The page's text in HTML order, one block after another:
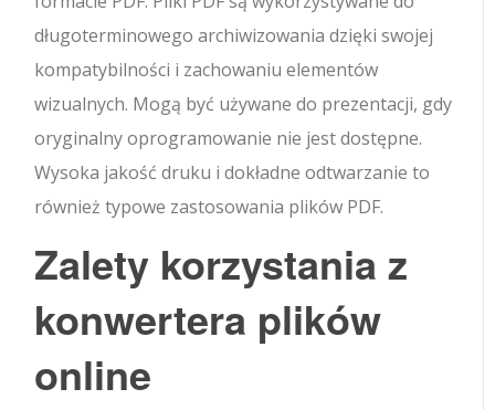
długoterminowego archiwizowania dzięki swojej
kompatybilności i zachowaniu elementów
wizualnych. Mogą być używane do prezentacji, gdy
oryginalny oprogramowanie nie jest dostępne.
Wysoka jakość druku i dokładne odtwarzanie to
również typowe zastosowania plików PDF.
Zalety korzystania z
konwertera plików
online